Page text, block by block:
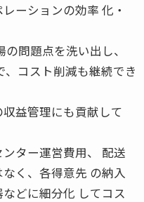
ーションの効率 化・
問題点を洗い出し、
コスト削減も継続でき
益管理にも貢献して
ター運営費用、 配送
く、各得意先 の納入
どに細分化 してコス